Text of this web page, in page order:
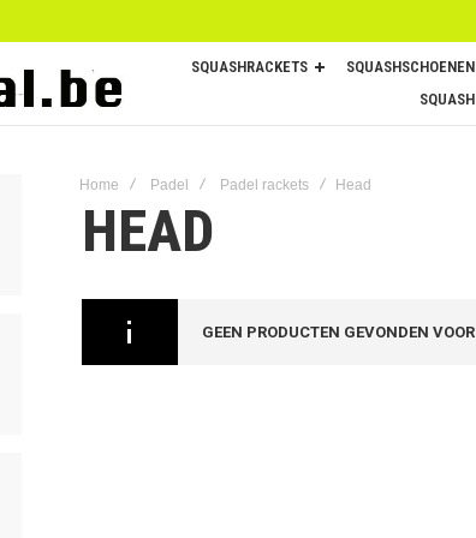
SQUASHRACKETS SQUASHSCHOENEN
Home Padel Padel rackets Head
HEAD
GEEN PRODUCTEN GEVONDEN